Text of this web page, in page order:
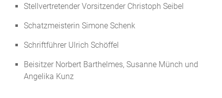
Stellvertretender Vorsitzender Christoph Seibel
Schatzmeisterin Simone Schenk
Schriftführer Ulrich Schöffel
Beisitzer Norbert Barthelmes, Susanne Münch und
Angelika Kunz